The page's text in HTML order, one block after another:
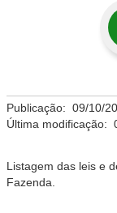
Publicação: 09/10/
Última modificação:
Listagem das leis e
Fazenda.